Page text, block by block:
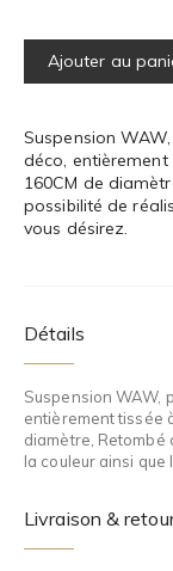
Ajouter au
Suspension
déco,
160CM de
possibilité de
vous désirez.
Détails
Suspension WAW,
entièrement tissée
diamètre, Retombé
la couleur ainsi que
Livraison &